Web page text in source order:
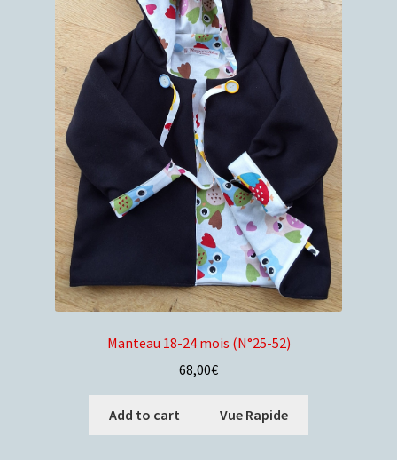
Manteau 18-24 mois (N°25-52)
68,00€
Add to cart Vue Rapide